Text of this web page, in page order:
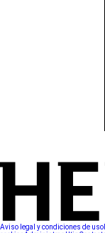
Aviso legal y condiciones de uso